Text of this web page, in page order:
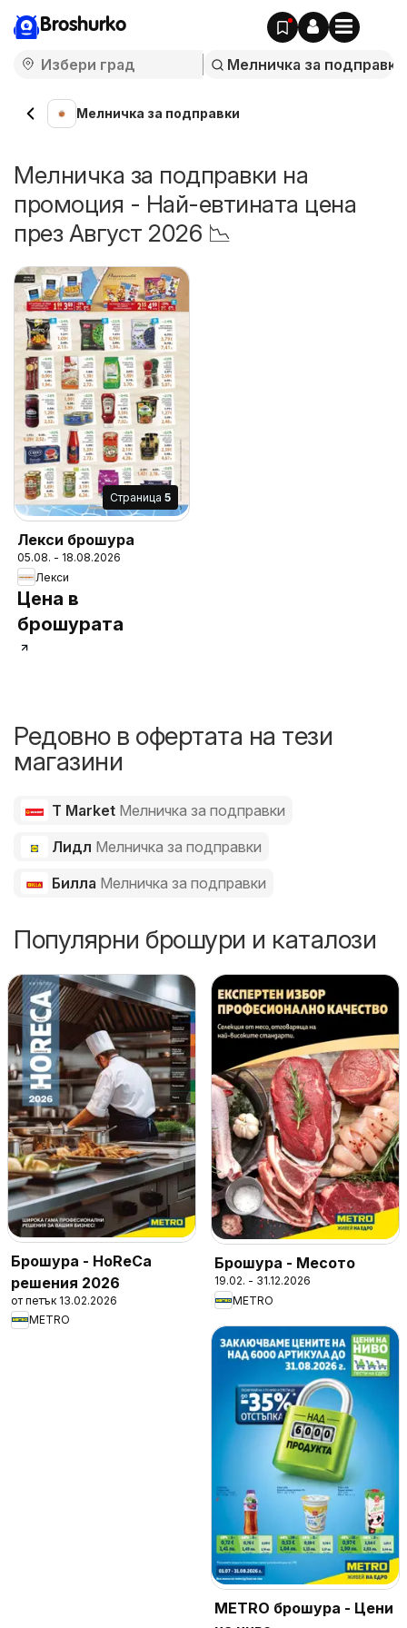
Broshurko
Мелничка за подправки
Мелничка за подправки на
промоция - Най-евтината цена
през Август 2026 📉
Cтраница 5
Лекси брошура
05.08. - 18.08.2026
Лекси
Цена в
брошурата
Редовно в офертата на тези
магазини
T Market Мелничка за подправки
Лидл Мелничка за подправки
Билла Мелничка за подправки
Популярни брошури и каталози
Брошура - HoReCa
решения 2026
от петък 13.02.2026
METRO
Брошура - Месото
19.02. - 31.12.2026
METRO
METRO брошура - Цени